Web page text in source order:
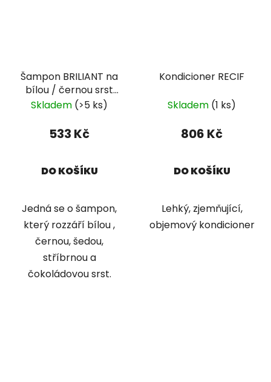
Šampon BRILIANT na
bílou / černou srst
500 ml
Skladem (>5 ks)
533 Kč
DO KOŠÍKU
Jedná se o šampon,
který rozzáří bílou ,
černou, šedou,
stříbrnou a
čokoládovou srst.
Kondicioner RECIF
Skladem (1 ks)
806 Kč
DO KOŠÍKU
Lehký, zjemňující,
objemový kondicioner